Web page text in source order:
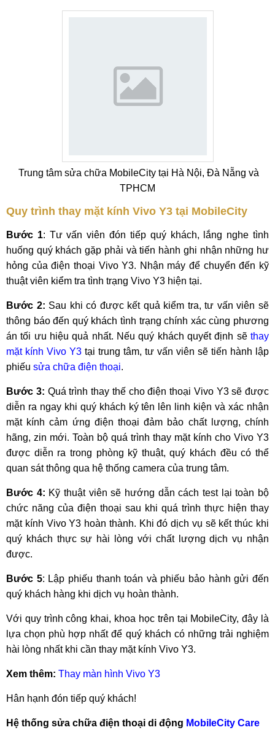
Trung tâm sửa chữa MobileCity tại Hà Nội, Đà Nẵng và
TPHCM
Quy trình thay mặt kính Vivo Y3 tại MobileCity
Bước 1: Tư vấn viên đón tiếp quý khách, lắng nghe tình
huống quý khách gặp phải và tiến hành ghi nhận những hư
hỏng của điện thoại Vivo Y3. Nhận máy để chuyển đến kỹ
thuật viên kiểm tra tình trạng Vivo Y3 hiện tại.
Bước 2: Sau khi có được kết quả kiểm tra, tư vấn viên sẽ
thông báo đến quý khách tình trạng chính xác cùng phương
án tối ưu hiệu quả nhất. Nếu quý khách quyết định sẽ thay
mặt kính Vivo Y3 tại trung tâm, tư vấn viên sẽ tiến hành lập
phiếu sửa chữa điện thoại.
Bước 3: Quá trình thay thế cho điện thoại Vivo Y3 sẽ được
diễn ra ngay khi quý khách ký tên lên linh kiện và xác nhận
mặt kính cảm ứng điện thoại đảm bảo chất lượng, chính
hãng, zin mới. Toàn bộ quá trình thay mặt kính cho Vivo Y3
được diễn ra trong phòng kỹ thuật, quý khách đều có thể
quan sát thông qua hệ thống camera của trung tâm.
Bước 4: Kỹ thuật viên sẽ hướng dẫn cách test lại toàn bộ
chức năng của điện thoại sau khi quá trình thực hiện thay
mặt kính Vivo Y3 hoàn thành. Khi đó dịch vụ sẽ kết thúc khi
quý khách thực sự hài lòng với chất lượng dịch vụ nhận
được.
Bước 5: Lập phiếu thanh toán và phiếu bảo hành gửi đến
quý khách hàng khi dịch vụ hoàn thành.
Với quy trình công khai, khoa học trên tại MobileCity, đây là
lựa chọn phù hợp nhất để quý khách có những trải nghiệm
hài lòng nhất khi cần thay mặt kính Vivo Y3.
Xem thêm: Thay màn hình Vivo Y3
Hân hạnh đón tiếp quý khách!
Hệ thống sửa chữa điện thoại di động MobileCity Care